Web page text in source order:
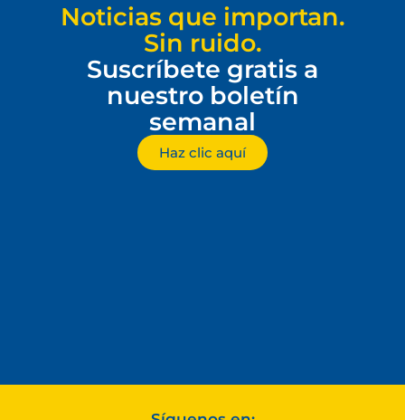
Noticias que importan.
Sin ruido.
Suscríbete gratis a
nuestro boletín
semanal
Haz clic aquí